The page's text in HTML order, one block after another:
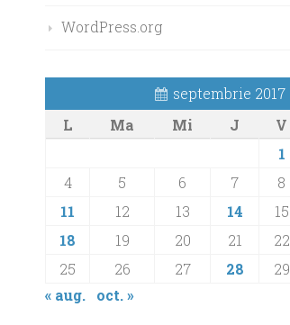
WordPress.org
septembrie 2017
L
Ma Mi J V
1
4
5 6 7 8
11
12 13 14 15
18
19 20 21 22
25
26 27 28 29
« aug.
oct. »